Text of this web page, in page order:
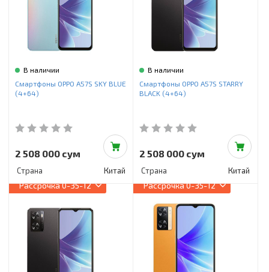
В наличии
Смартфоны OPPO A57S SKY BLUE
(4+64)
2 508 000 сум
Страна Китай
В наличии
Смартфоны OPPO A57S STARRY
BLACK (4+64)
2 508 000 сум
Страна Китай
Рассрочка0-35-12 Рассрочка0-35-12